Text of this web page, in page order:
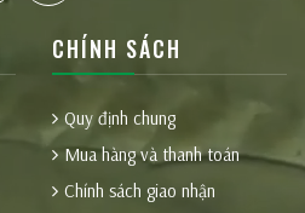
CHÍNH SÁCH
Quy định chung
Mua hàng và thanh toán
Chính sách giao nhận